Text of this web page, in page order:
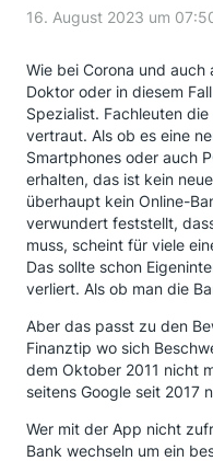
16. August 2023 um
Wie bei Corona und auch
Doktor oder in diesem
Spezialist. Fachleuten
vertraut. Als ob es eine
Smartphones oder auch
erhalten, das ist kein
überhaupt kein Online-
verwundert feststellt,
muss, scheint für viele
Das sollte schon
verliert. Als ob man die
Aber das passt zu den
Finanztip wo sich
dem Oktober 2011 nicht
seitens Google seit 2017
Wer mit der App nicht
Bank wechseln um ein